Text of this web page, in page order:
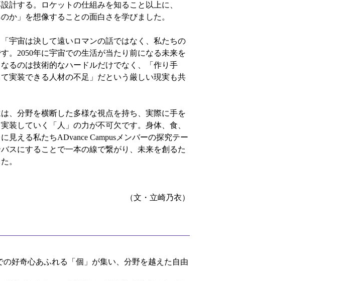
計する。ロケットの仕組みを知ること以上に、
か」を想像することの面白さを学びました。
宇宙は決して遠いロマンの話ではなく、私たちの
。2050年に宇宙での生活が当たり前になる未来を
るのは技術的なハードルだけでなく、「作り手
実装できる人材の不足」だという厳しい現実も共
、分野を横断した多様な視点を持ち、実際に手を
装していく「人」の力が不可欠です。身体、食、
える私たちADvance Campusメンバーの探究テー
スにすることで一本の線で繋がり、未来を創るた
。
（文・立崎乃衣）
の好奇心あふれる「個」が集い、分野を越えた自由